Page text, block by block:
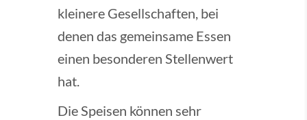
kleinere Gesellschaften, bei
denen das gemeinsame Essen
einen besonderen Stellenwert
hat.
Die Speisen können sehr